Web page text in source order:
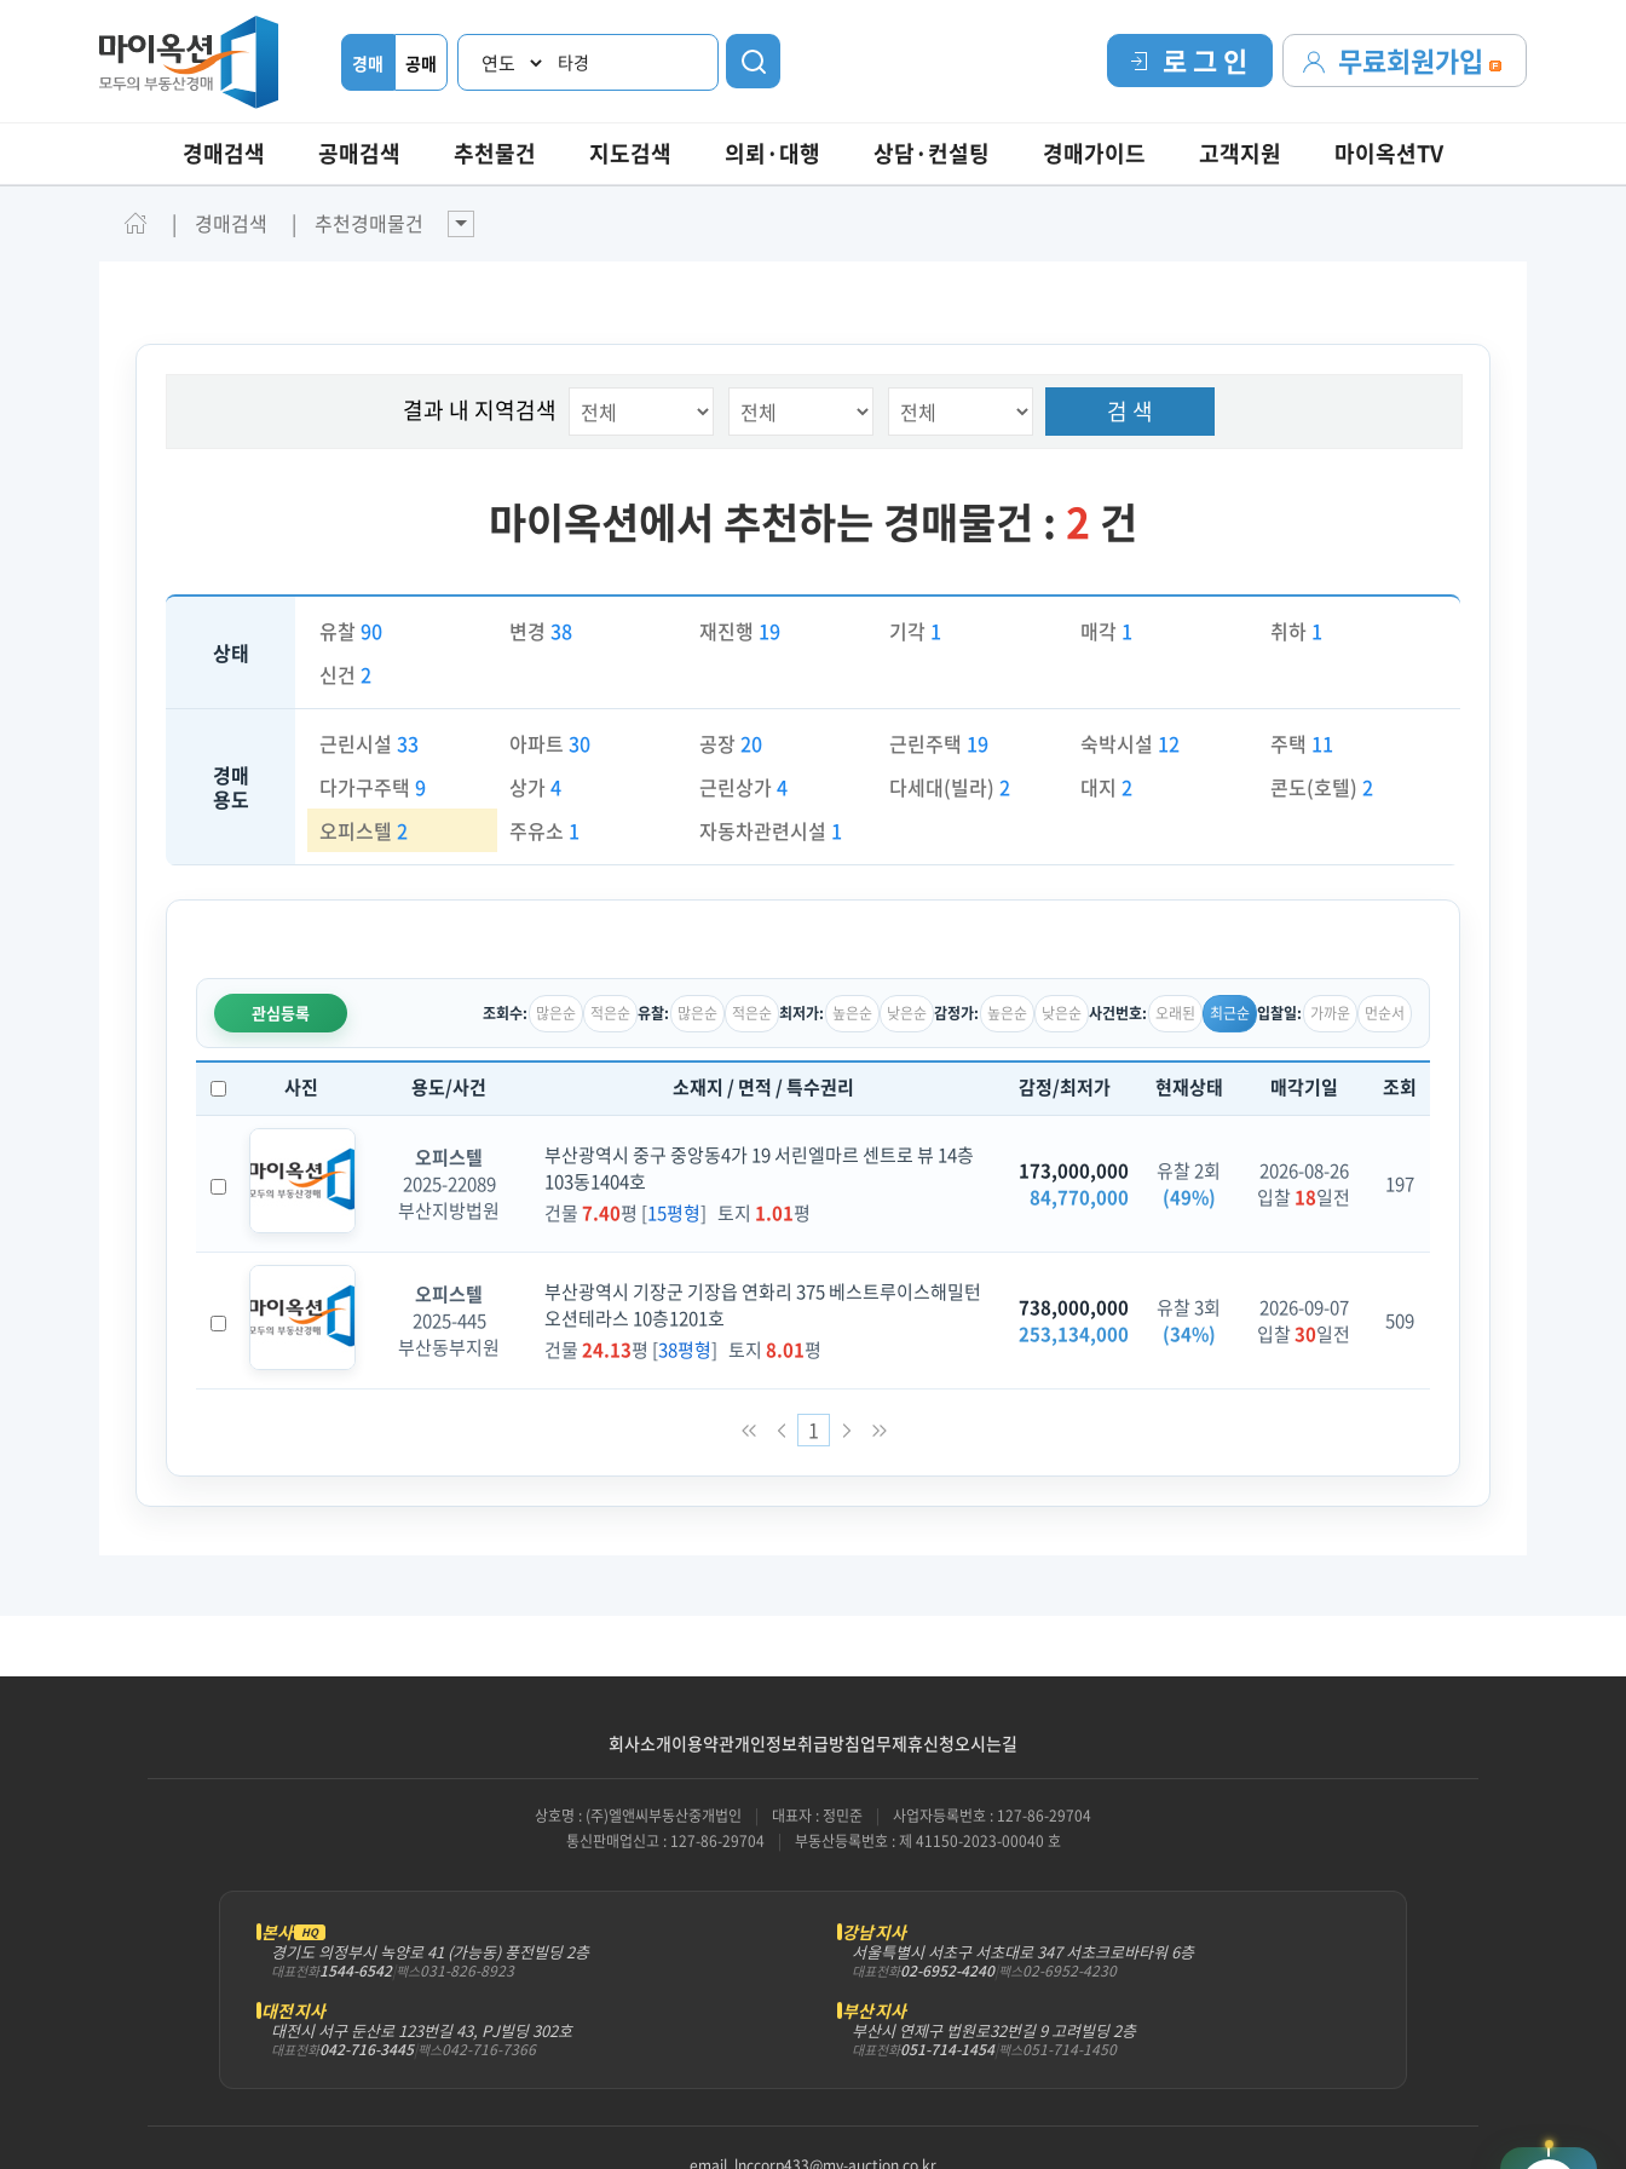
경매 공매 타경 무료회원가입
로 그 인
경매검색 공매검색 추천물건 지도검색 의뢰·대행 상담·컨설팅 경매가이드 고객지원 마이옥션TV
경매검색 추천경매물건
결과 내 지역검색 검 색
마이옥션에서 추천하는 경매물건 : 2 건
상태
유찰 90 변경38 재진행 19 기각 1 매각 1 취하 1
신건 2
경매
용도
근린시설 33 아파트30 공장20 근린주택 19 숙박시설 12 주택 11
다가구주택 9 상가4 근린상가4 다세대(빌라)2 대지 2 콘도(호텔) 2
오피스텔 2 주유소 1 자동차관련시설 1
관심등록 조회수: 많은순 적은순 유찰: 많은순 적은순 최저가: 높은순 낮은순 감정가: 높은순 낮은순 사건번호: 오래된 최근순 입찰일: 가까운 먼순서
사진 용도/사건 소재지 / 면적 / 특수권리 감정/최저가 현재상태 매각기일 조회
오피스텔
2025-22089
부산지방법원
부산광역시 중구 중앙동4가 19 서린엘마르 센트로 뷰 14층
103동1404호
건물7.40평 [15평형] 토지 1.01평
173,000,000
84,770,000
유찰 2회
(49%)
2026-08-26
입찰18일전 197
오피스텔
2025-445
부산동부지원
부산광역시 기장군 기장읍 연화리 375 베스트루이스해밀턴
오션테라스 10층1201호
건물24.13평 [38평형] 토지 8.01평
738,000,000
253,134,000
유찰 3회
(34%)
2026-09-07
입찰30일전 509
1
회사소개이용약관개인정보취급방침업무제휴신청오시는길
상호명 : (주)엘앤씨부동산중개법인 | 대표자 : 정민준 |
사업자등록번호 : 127-86-29704
통신판매업신고 : 127-86-29704
| 부동산등록번호 : 제 41150-2023-00040 호
본사 HQ
경기도 의정부시 녹양로 41 (가능동) 풍전빌딩 2층
대표전화1544-6542|팩스031-826-8923
강남지사
서울특별시 서초구 서초대로 347 서초크로바타워 6층
대표전화02-6952-4240|팩스02-6952-4230
대전지사
대전시 서구 둔산로 123번길 43, PJ빌딩 302호
대표전화042-716-3445|팩스042-716-7366
부산지사
부산시 연제구 법원로32번길 9 고려빌딩 2층
대표전화051-714-1454|팩스051-714-1450